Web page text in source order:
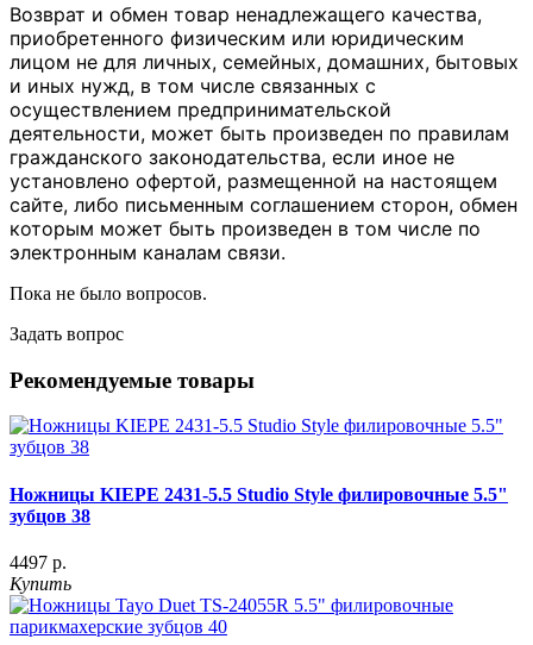
Возврат и обмен товар ненадлежащего качества,
приобретенного физическим или юридическим
лицом не для личных, семейных, домашних, бытовых
и иных нужд, в том числе связанных с
осуществлением предпринимательской
деятельности, может быть произведен по правилам
гражданского законодательства, если иное не
установлено офертой, размещенной на настоящем
сайте, либо письменным соглашением сторон, обмен
которым может быть произведен в том числе по
электронным каналам связи.
Пока не было вопросов.
Задать вопрос
Рекомендуемые товары
Ножницы KIEPE 2431-5.5 Studio Style филировочные 5.5"
зубцов 38
4497 р.
Купить